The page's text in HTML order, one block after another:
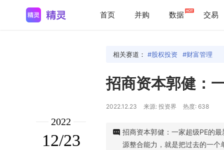
首页 并购 数据 交易
2022
12/23
相关赛道： 股权投资 财富管理
招商资本郭健：
2022.12.23 来源: 投资界 热度: 638
招商资本郭健：一家超级PE的
源整合能力，就是把过去的一